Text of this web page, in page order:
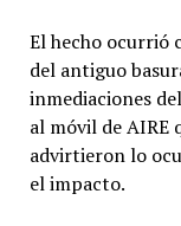
El hecho ocurrió
del antiguo
inmediaciones
al móvil de AIRE
advirtieron lo
el impacto.